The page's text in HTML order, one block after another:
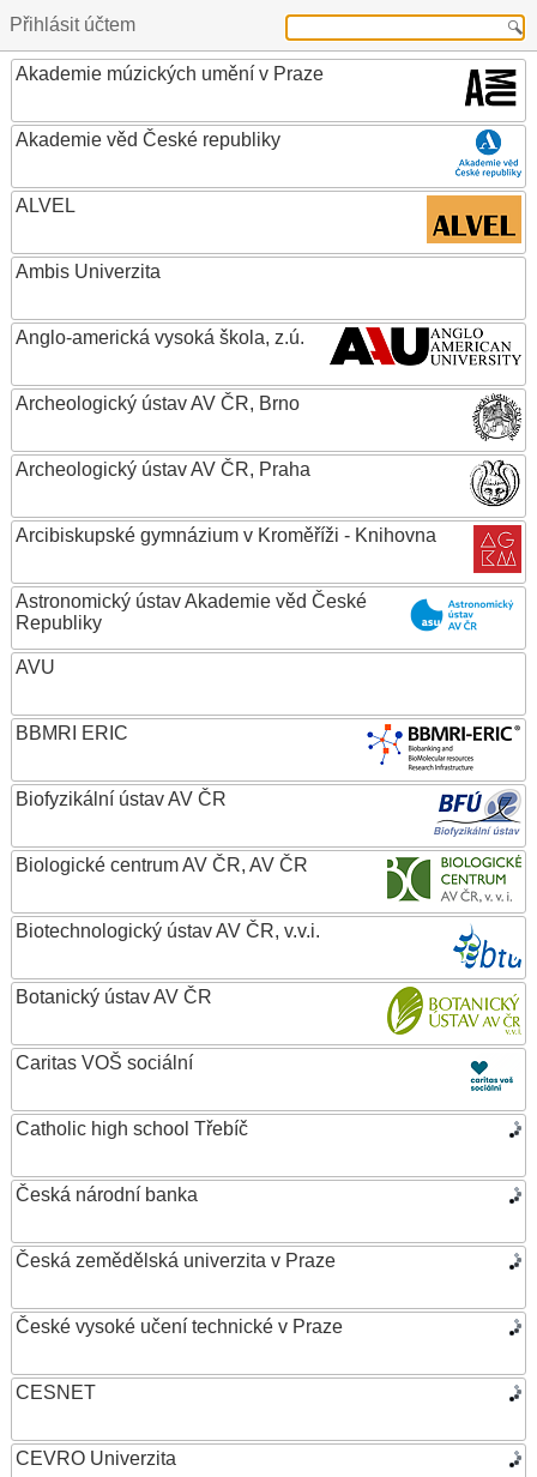
Přihlásit účtem
Akademie múzických umění v Praze
Akademie věd České republiky
ALVEL
Ambis Univerzita
Anglo-americká vysoká škola, z.ú.
Archeologický ústav AV ČR, Brno
Archeologický ústav AV ČR, Praha
Arcibiskupské gymnázium v Kroměříži - Knihovna
Astronomický ústav Akademie věd České
Republiky
AVU
BBMRI ERIC
Biofyzikální ústav AV ČR
Biologické centrum AV ČR, AV ČR
Biotechnologický ústav AV ČR, v.v.i.
Botanický ústav AV ČR
Caritas VOŠ sociální
Catholic high school Třebíč
Česká národní banka
Česká zemědělská univerzita v Praze
České vysoké učení technické v Praze
CESNET
CEVRO Univerzita